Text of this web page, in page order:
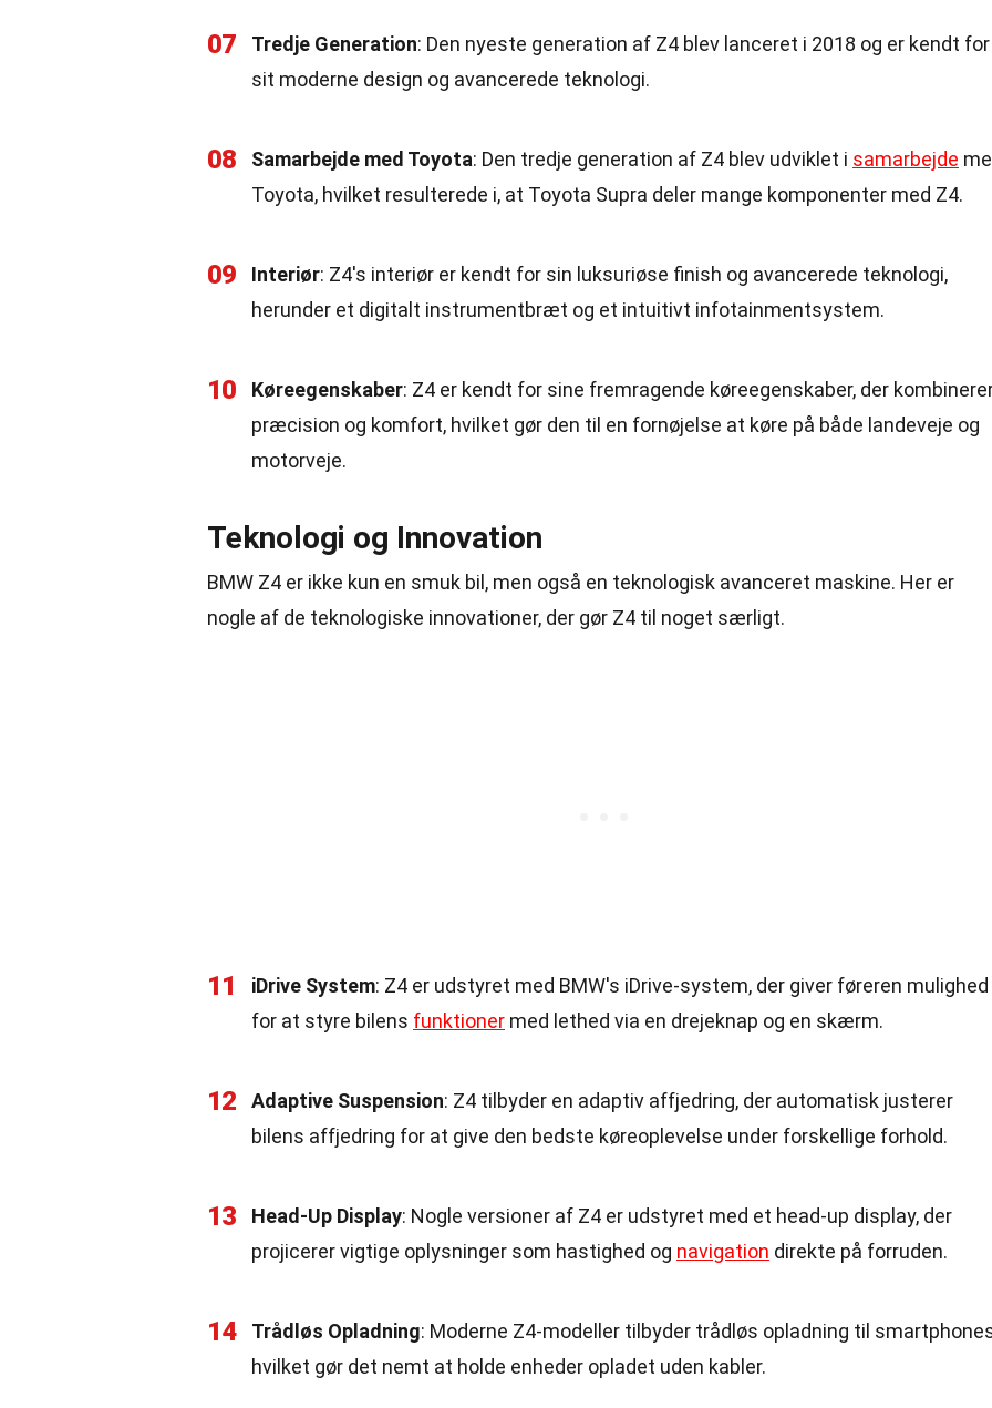
07 Tredje Generation: Den nyeste generation af Z4 blev lanceret i 2018 og er kendt for
sit moderne design og avancerede teknologi.
08 Samarbejde med Toyota: Den tredje generation af Z4 blev udviklet i samarbejde
Toyota, hvilket resulterede i, at Toyota Supra deler mange komponenter med Z4.
09 Interiør: Z4's interiør er kendt for sin luksuriøse finish og avancerede teknologi,
herunder et digitalt instrumentbræt og et intuitivt infotainmentsystem.
10 Køreegenskaber: Z4 er kendt for sine fremragende køreegenskaber, der
præcision og komfort, hvilket gør den til en fornøjelse at køre på både landeveje og
motorveje.
Teknologi og Innovation
BMW Z4 er ikke kun en smuk bil, men også en teknologisk avanceret maskine. Her er
nogle af de teknologiske innovationer, der gør Z4 til noget særligt.
11 iDrive System: Z4 er udstyret med BMW's iDrive-system, der giver føreren mulighed
for at styre bilens funktioner med lethed via en drejeknap og en skærm.
12 Adaptive Suspension: Z4 tilbyder en adaptiv affjedring, der automatisk justerer
bilens affjedring for at give den bedste køreoplevelse under forskellige forhold.
13 Head-Up Display: Nogle versioner af Z4 er udstyret med et head-up display, der
projicerer vigtige oplysninger som hastighed og navigation direkte på forruden.
14 Trådløs Opladning: Moderne Z4-modeller tilbyder trådløs opladning til
hvilket gør det nemt at holde enheder opladet uden kabler.